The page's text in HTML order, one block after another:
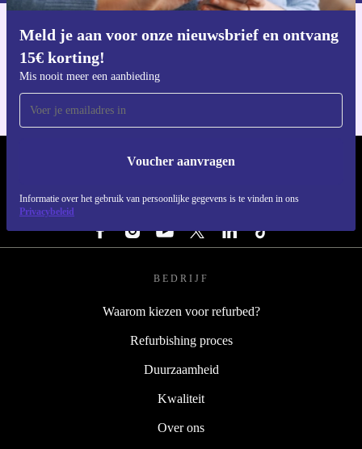
Meld je aan voor onze nieuwsbrief en ontvang
15€ korting!
Mis nooit meer een aanbieding
Voucher aanvragen
Informatie over het gebruik van persoonlijke gegevens is te vinden in ons
Privacybeleid
Download de refurbed app
REFURBED NEDERLAND - RETHINK NEW.
VOLG ONS
BEDRIJF
Waarom kiezen voor refurbed?
Refurbishing proces
Duurzaamheid
Kwaliteit
Over ons